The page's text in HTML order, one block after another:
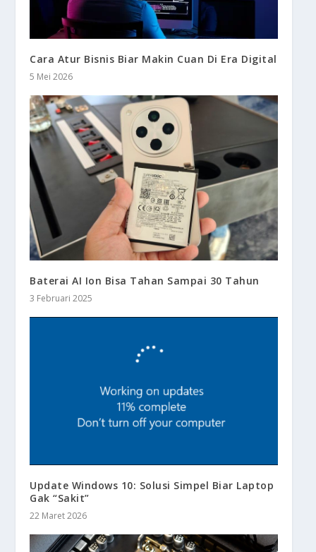
Cara Atur Bisnis Biar Makin Cuan Di Era Digital
5 Mei 2026
Baterai AI Ion Bisa Tahan Sampai 30 Tahun
3 Februari 2025
Update Windows 10: Solusi Simpel Biar Laptop
Gak “Sakit”
22 Maret 2026